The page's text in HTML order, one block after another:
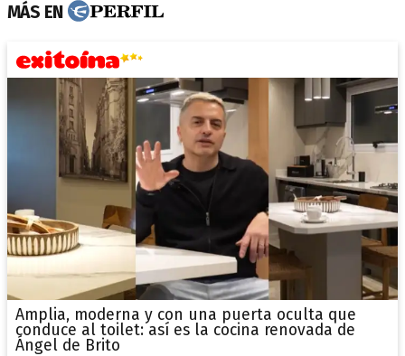
MÁS EN
Amplia, moderna y con una puerta oculta que
conduce al toilet: así es la cocina renovada de
Ángel de Brito